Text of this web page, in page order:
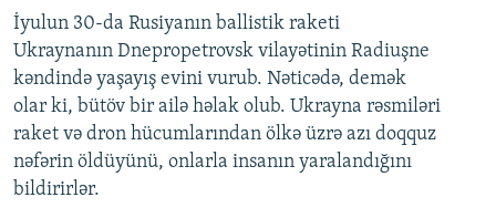
İyulun 30-da Rusiyanın ballistik raketi
Ukraynanın Dnepropetrovsk vilayətinin Radiuşne
kəndində yaşayış evini vurub. Nəticədə, demək
olar ki, bütöv bir ailə həlak olub. Ukrayna rəsmiləri
raket və dron hücumlarından ölkə üzrə azı doqquz
nəfərin öldüyünü, onlarla insanın yaralandığını
bildirirlər.